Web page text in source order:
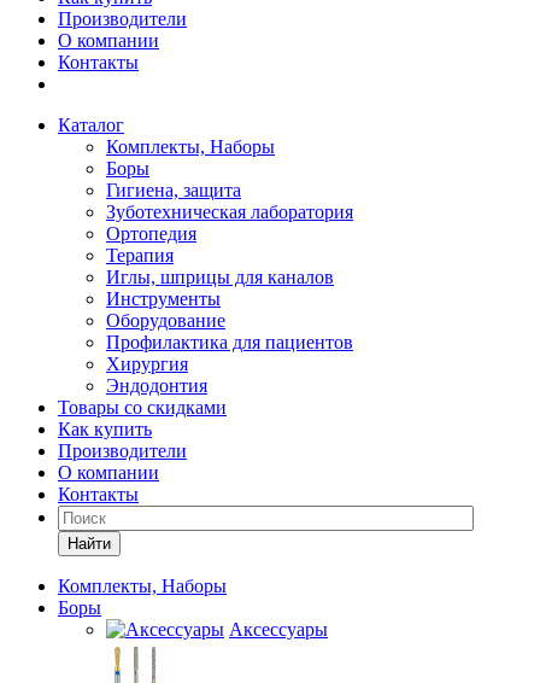
Производители
О компании
Контакты
Каталог
Комплекты, Наборы
Боры
Гигиена, защита
Зуботехническая лаборатория
Ортопедия
Терапия
Иглы, шприцы для каналов
Инструменты
Оборудование
Профилактика для пациентов
Хирургия
Эндодонтия
Товары со скидками
Как купить
Производители
О компании
Контакты
Найти
Комплекты, Наборы
Боры
Аксессуары